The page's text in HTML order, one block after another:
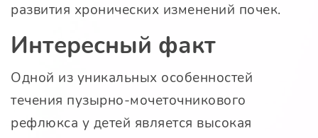
развития хронических изменений почек.
Интересный факт
Одной из уникальных особенностей
течения пузырно-мочеточникового
рефлюкса у детей является высокая